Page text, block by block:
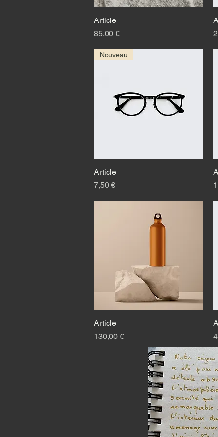
Article
Цена
85,00 €
Nouveau
Article
Цена
7,50 €
Article
Цена
130,00 €